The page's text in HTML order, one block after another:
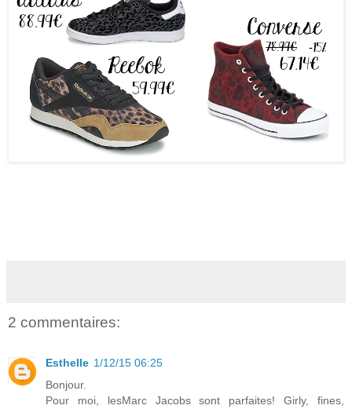
2 commentaires:
Esthelle 1/12/15 06:25
Bonjour.
Pour moi, lesMarc Jacobs sont parfaites! Girly, fines,